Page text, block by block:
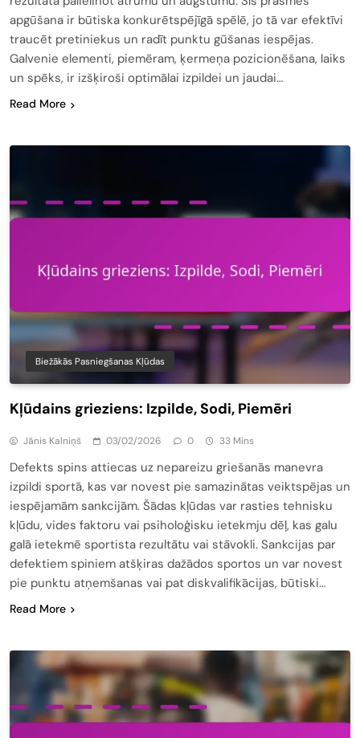
apgūšana ir būtiska konkurētspējīgā spēlē, jo tā var efektīvi
traucēt pretiniekus un radīt punktu gūšanas iespējas.
Galvenie elementi, piemēram, ķermeņa pozicionēšana, laiks
un spēks, ir izšķiroši optimālai izpildei un jaudai…
Read More
Biežākās Pasniegšanas Kļūdas
Kļūdains grieziens: Izpilde, Sodi, Piemēri
Jānis Kalniņš 03/02/2026 0 33 Mins
Defekts spins attiecas uz nepareizu griešanās manevra
izpildi sportā, kas var novest pie samazinātas veiktspējas un
iespējamām sankcijām. Šādas kļūdas var rasties tehnisku
kļūdu, vides faktoru vai psiholoģisku ietekmju dēļ, kas galu
galā ietekmē sportista rezultātu vai stāvokli. Sankcijas par
defektiem spiniem atšķiras dažādos sportos un var novest
pie punktu atņemšanas vai pat diskvalifikācijas, būtiski…
Read More